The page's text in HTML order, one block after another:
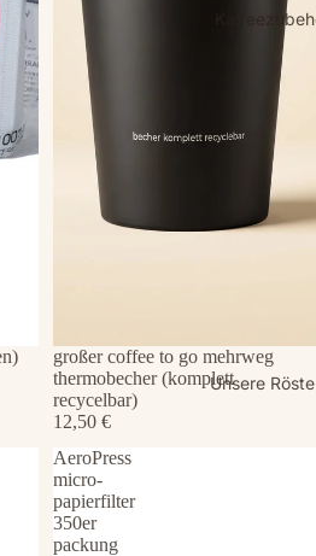
Unsere
großer coffee to go mehrweg
thermobecher (komplett
recycelbar)
12,50 €
AeroPress
micro-
papierfilter
350er
packung